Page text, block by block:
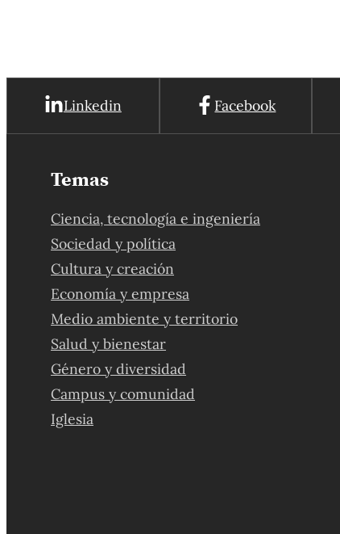
Linkedin Facebook
Temas
Ciencia, tecnología e ingeniería
Sociedad y política
Cultura y creación
Economía y empresa
Medio ambiente y territorio
Salud y bienestar
Género y diversidad
Campus y comunidad
Iglesia